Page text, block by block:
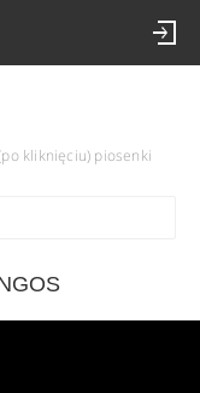
kliknięciu) piosenki